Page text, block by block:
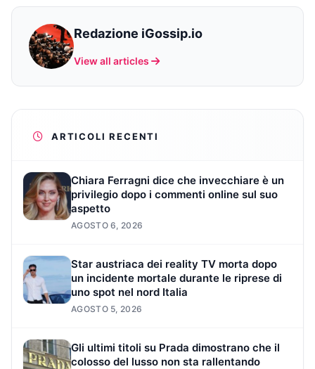
Redazione iGossip.io
View all articles
ARTICOLI RECENTI
Chiara Ferragni dice che invecchiare è un
privilegio dopo i commenti online sul suo
aspetto
AGOSTO 6, 2026
Star austriaca dei reality TV morta dopo
un incidente mortale durante le riprese di
uno spot nel nord Italia
AGOSTO 5, 2026
Gli ultimi titoli su Prada dimostrano che il
colosso del lusso non sta rallentando